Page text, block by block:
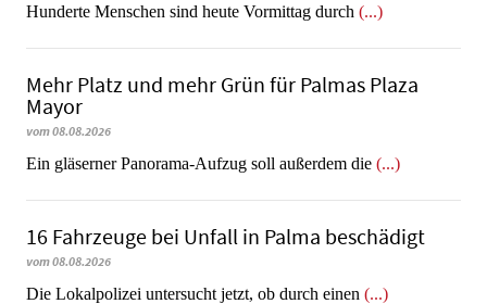
Hunderte Menschen sind heute Vormittag durch (...)
Mehr Platz und mehr Grün für Palmas Plaza
Mayor
vom 08.08.2026
Ein gläserner Panorama-Aufzug soll außerdem die (...)
16 Fahrzeuge bei Unfall in Palma beschädigt
vom 08.08.2026
Die Lokalpolizei untersucht jetzt, ob durch einen (...)